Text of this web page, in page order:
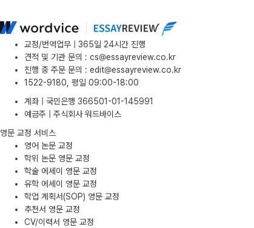
교정/번역업무 | 365일 24시간 진행
견적 및 기관 문의 : cs@essayreview.co.kr
진행 중 주문 문의 : edit@essayreview.co.kr
1522-9180, 평일 09:00-18:00
계좌 | 국민은행 366501-01-145991
예금주 | 주식회사 워드바이스
영문 교정 서비스
영어 논문 교정
학위 논문 영문 교정
학술 에세이 영문 교정
유학 에세이 영문 교정
학업 계획서(SOP) 영문 교정
추천서 영문 교정
CV/이력서 영문 교정